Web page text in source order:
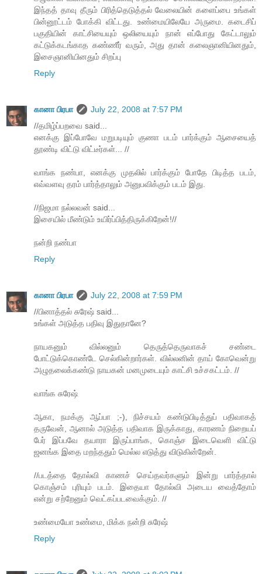
இந்தத் தாவு தீரும் பிரித்தெடுத்தல் வேலையின் களைப்பை உங்கள்
பின்னூட்டம் போக்கி விட்டது. உண்மையிலேயே அருமை. கடைசிப்
பகுதியின் காட்சியையும் ஒலியையும் நான் எப்போது கேட்டாலும்
கட்டுக்கடங்காத கண்ணீர் வரும், அது தான் கலைஞானியினதும்,
இசைஞானியினதும் சிறப்பு
Reply
கானா பிரபா
July 22, 2008 at 7:57 PM
//தமிழ்ப்பறவை said...
எனக்கு இப்போவே மறுபடியும் குணா படம் பார்க்கும் ஆசையைத்
தூண்டி விட்டு விட்டீர்கள்... //
வாங்க நண்பா, எனக்கு முதலில் பார்க்கும் போதே பிடித்த படம்,
எவ்வளவு தரம் பார்த்தாலும் அனுபவிக்கும் படம் இது.
//நிஜமா நல்லவன் said...
இசையில் மீண்டும் உயிர்ப்பித்திருக்கிறேன்!//
நன்றி நண்பா
Reply
கானா பிரபா
July 22, 2008 at 7:59 PM
//பினாத்தல் சுரேஷ் said...
உங்கள் அடுத்த பதிவு இதுதானே?
நாயகனும் வில்லனும் தெருத்தெருவாகச் சண்டை
போட்டுக்கொண்டே செல்கின்றார்கள். வில்லனின் தாய் கோவென்று
அழுதலைக்கண்டு நாயகன் மனமுடையும் காட்சி உச்சகட்டம். //
வாங்க சுரேஷ்
ஆகா, நமக்கு ஆப்பா ;-), நிச்சயம் கண்டுபிடித்துப் பதிவாகத்
தருவேன், ஆனால் அடுத்த பதிவாக இருக்காது, காரணம் நிறையப்
பேர் இப்பவே தயாரா இருப்பாங்க, கொஞ்ச இடைவெளி விட்டு
ஜனங்க இதை மறந்ததும் மெல்ல எடுத்து விடுகின்றேன்.
//படத்தை தோல்வி காணச் செய்தவர்களும் இன்று பார்த்தால்
கொஞ்சம் புரியும் படம். இதையா தோல்வி அடைய வைத்தோம்
என்று சற்றேனும் வெட்கப்படவைக்கும். //
உண்மையோ உண்மை, மிக்க நன்றி சுரேஷ்
Reply